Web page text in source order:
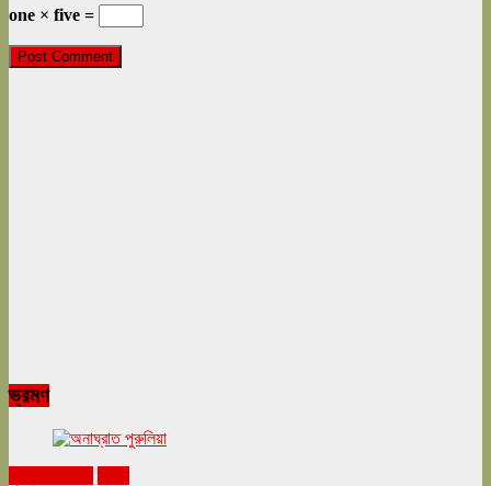
one × five =
ভ্রমণ